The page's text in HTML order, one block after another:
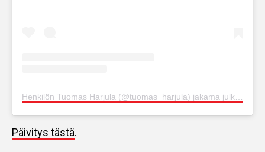
Päivitys tästä.